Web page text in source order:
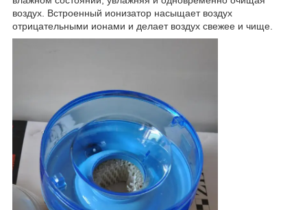
воздух. Встроенный ионизатор насыщает воздух
отрицательными ионами и делает воздух свежее и чище.